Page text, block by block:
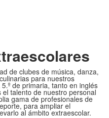
de clubes de música, danza,
para nuestros
de primaria, tanto en inglés
talento de nuestro personal
gama de profesionales de
para ampliar el
al ámbito extraescolar.